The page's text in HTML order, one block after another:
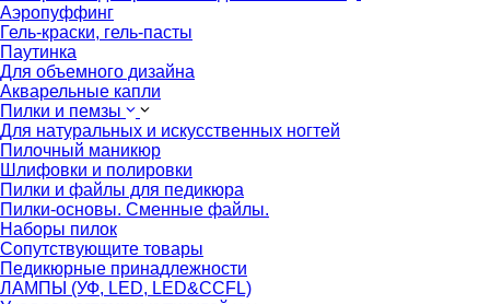
Аэропуффинг
Гель-краски, гель-пасты
Паутинка
Для объемного дизайна
Акварельные капли
Пилки и пемзы
Для натуральных и искусственных ногтей
Пилочный маникюр
Шлифовки и полировки
Пилки и файлы для педикюра
Пилки-основы. Сменные файлы.
Наборы пилок
Сопутствующите товары
Педикюрные принадлежности
ЛАМПЫ (УФ, LED, LED&CCFL)